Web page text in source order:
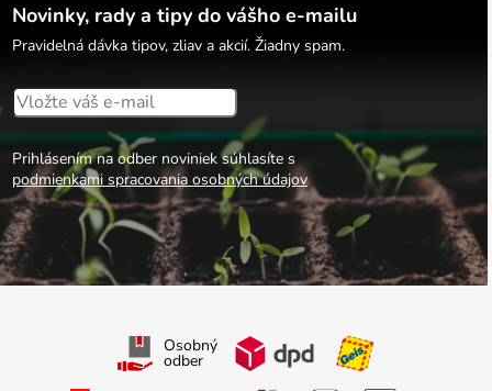
Novinky, rady a tipy do vášho e-mailu
Pravidelná dávka tipov, zliav a akcií. Žiadny spam.
Prihlásením na odber noviniek súhlasíte s
podmienkami spracovania osobných údajov
Osobný
odber